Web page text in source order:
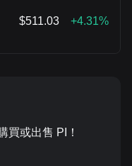
$511.03 +4.31%
買或出售 PI！